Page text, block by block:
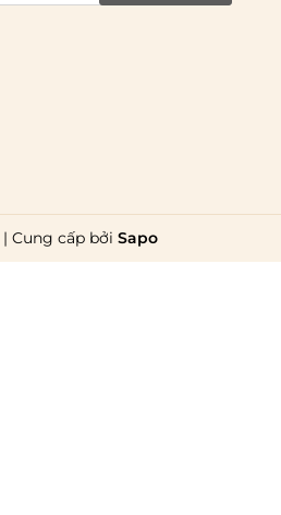
| Cung cấp bởi Sapo